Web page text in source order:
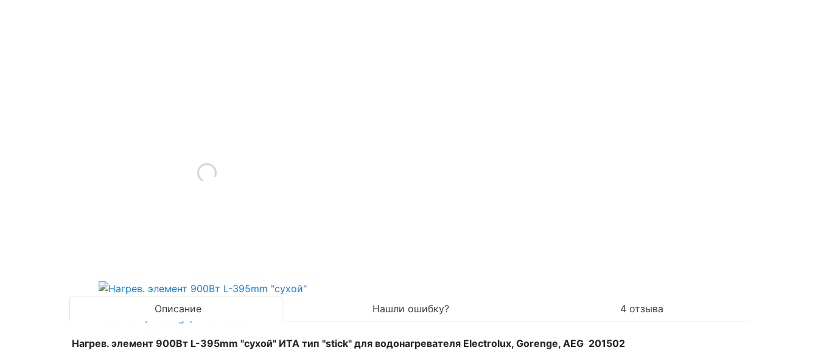
Описание Нашли ошибку? 4 отзыва
Нагрев. элемент 900Вт L-395mm "сухой" ИТА тип "stick" для водонагревателя Electrolux, Gorenge, AEG 201502